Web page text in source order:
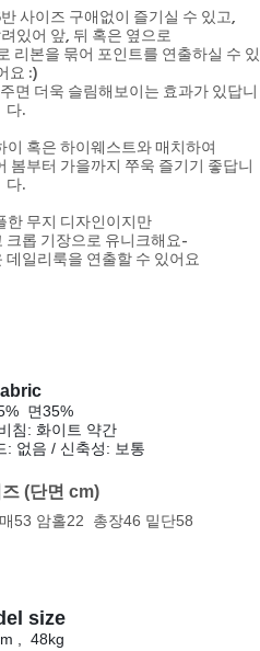
사이즈 구애없이 즐기실 수 있고,
있어 앞, 뒤 혹은 옆으로
리본을 묶어 포인트를 연출하실 수 있
요 :)
면 더욱 슬림해보이는 효과가 있답니
다.
혹은 하이웨스트와 매치하여
봄부터 가을까지 쭈욱 즐기기 좋답니
다.
한 무지 디자인이지만
롭 기장으로 유니크해요-
일리룩을 연출할 수 있어요
면35%
침: 화이트 약간
: 없음 / 신축성: 보통
(단면 cm)
53 암홀22 총장46 밑단58
size
, 48kg